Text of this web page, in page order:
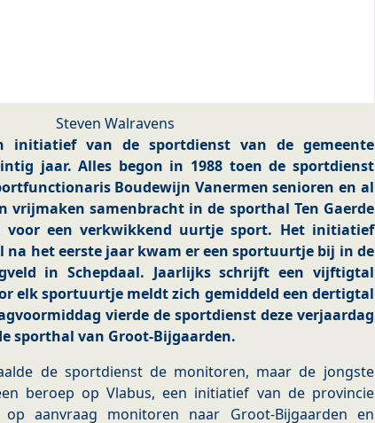
Steven Walravens
initiatief van de sportdienst van de gemeente
jaar. Alles begon in 1988 toen de sportdienst
Boudewijn Vanermen senioren en al
vrijmaken samenbracht in de sporthal Ten Gaerde
voor een verkwikkend uurtje sport. Het initiatief
na het eerste jaar kwam er een sportuurtje bij in de
in Schepdaal. Jaarlijks schrijft een vijftigtal
elk sportuurtje meldt zich gemiddeld een dertigtal
vierde de sportdienst deze verjaardag
sporthal van Groot-Bijgaarden.
de sportdienst de monitoren, maar de jongste
beroep op Vlabus, een initiatief van de provincie
op aanvraag monitoren naar Groot-Bijgaarden en